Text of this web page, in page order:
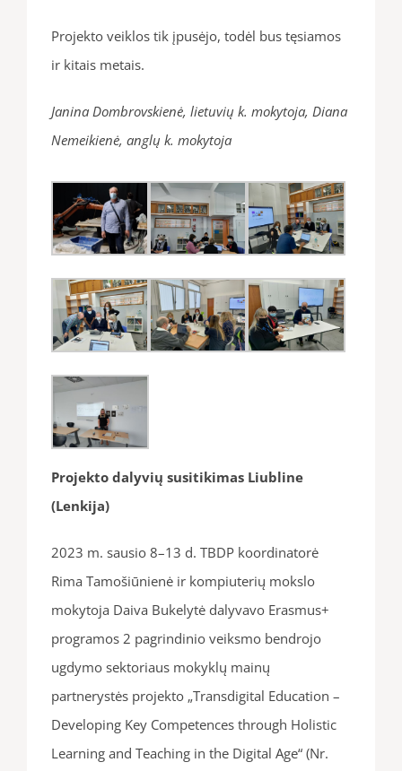
Projekto veiklos tik įpusėjo, todėl bus tęsiamos
ir kitais metais.
Janina Dombrovskienė, lietuvių k. mokytoja, Diana
Nemeikienė, anglų k. mokytoja
Projekto dalyvių susitikimas Liubline
(Lenkija)
2023 m. sausio 8–13 d. TBDP koordinatorė
Rima Tamošiūnienė ir kompiuterių mokslo
mokytoja Daiva Bukelytė dalyvavo Erasmus+
programos 2 pagrindinio veiksmo bendrojo
ugdymo sektoriaus mokyklų mainų
partnerystės projekto „Transdigital Education –
Developing Key Competences through Holistic
Learning and Teaching in the Digital Age“ (Nr.